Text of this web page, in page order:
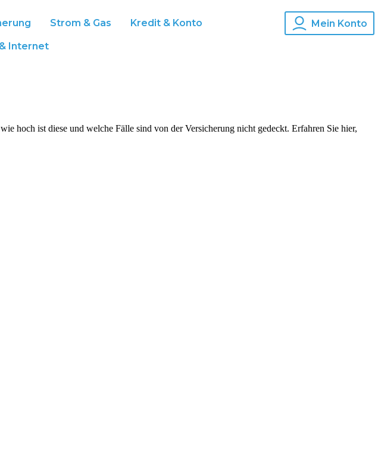
Strom & Gas Kredit & Konto
Internet
Mein Konto
hoch ist diese und welche Fälle sind von der Versicherung nicht gedeckt. Erfahren Sie hier,